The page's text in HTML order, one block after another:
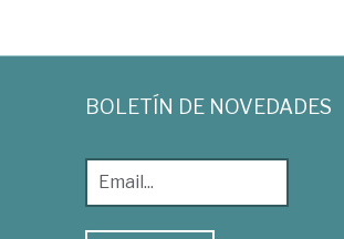
BOLETÍN DE NOVEDADES